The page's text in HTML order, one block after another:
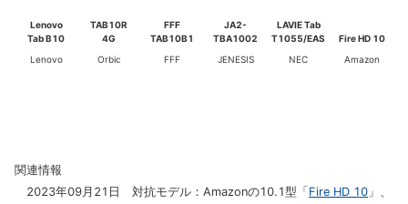
Lenovo
Tab B10
Lenovo
TAB10R
4G
Orbic
FFF
TAB10B1
FFF
JA2-
TBA1002
JENESIS
LAVIE Tab
T1055/EAS
NEC
Fire HD 10
Amazon
関連情報
2023年09月21日 対抗モデル：Amazonの10.1型「 Fire HD 10 」、